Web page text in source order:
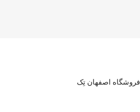
فروشگاه اصفهان تِک